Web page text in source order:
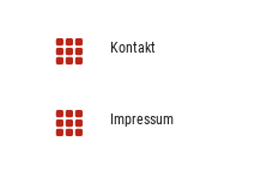
 Kontakt
 Impressum